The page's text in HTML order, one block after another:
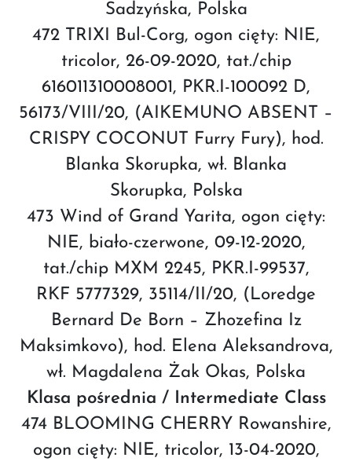
Sadzyńska, Polska
472 TRIXI Bul-Corg, ogon cięty: NIE,
tricolor, 26-09-2020, tat./chip
616011310008001, PKR.I-100092 D,
56173/VIII/20, (AIKEMUNO ABSENT –
CRISPY COCONUT Furry Fury), hod.
Blanka Skorupka, wł. Blanka
Skorupka, Polska
473 Wind of Grand Yarita, ogon cięty:
NIE, biało-czerwone, 09-12-2020,
tat./chip MXM 2245, PKR.I-99537,
RKF 5777329, 35114/II/20, (Loredge
Bernard De Born – Zhozefina Iz
Maksimkovo), hod. Elena Aleksandrova,
wł. Magdalena Żak Okas, Polska
Klasa pośrednia / Intermediate Class
474 BLOOMING CHERRY Rowanshire,
ogon cięty: NIE, tricolor, 13-04-2020,